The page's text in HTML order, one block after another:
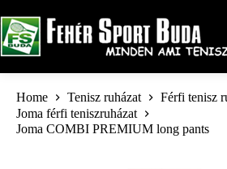
to
content
Home Tenisz ruházat
Férfi tenisz
Joma férfi teniszruházat
Joma COMBI PREMIUM long pants